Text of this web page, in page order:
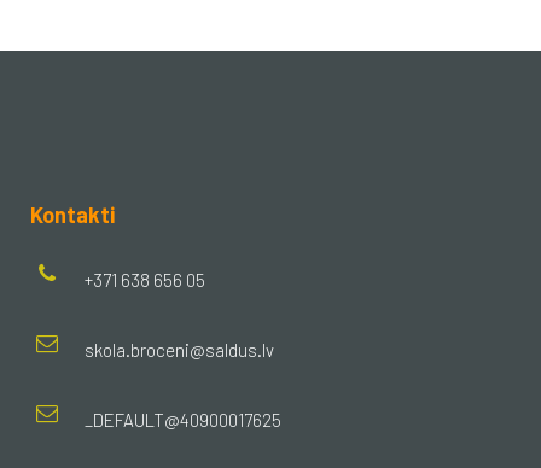
Kontakti
+371 638 656 05
skola.broceni@saldus.lv
_DEFAULT@40900017625